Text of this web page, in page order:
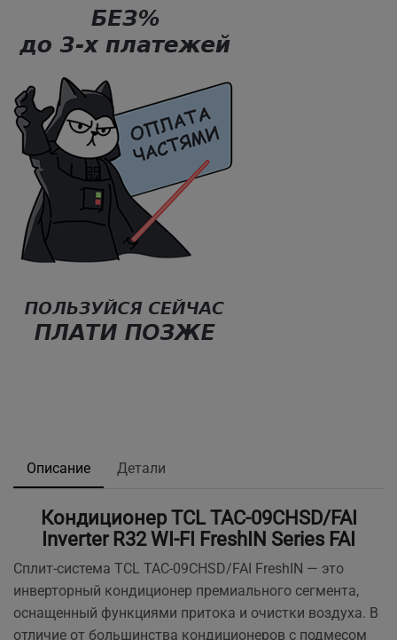
Описание Детали
Кондиционер TCL TAC-09CHSD/FAI
Inverter R32 WI-FI FreshIN Series FAI
Cплит-система TCL TAC-09CHSD/FAI FreshIN — это
инверторный кондиционер премиального сегмента,
оснащенный функциями притока и очистки воздуха. В
отличие от большинства кондиционеров с подмесом